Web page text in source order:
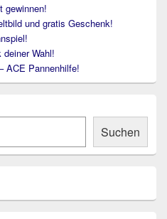
gewinnen!
und gratis Geschenk!
Wahl!
ACE Pannenhilfe!
Suchen